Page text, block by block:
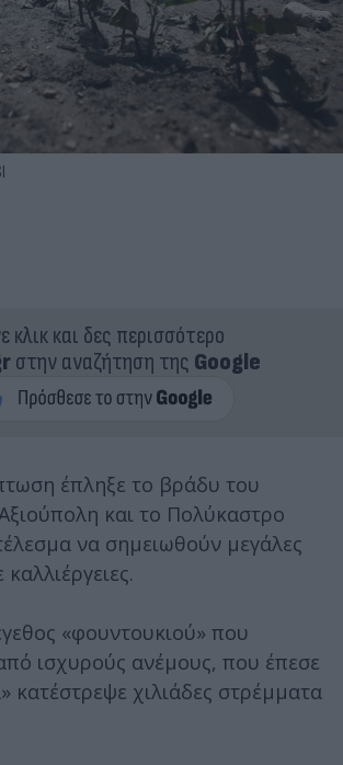
κλικ και δες περισσότερο
στην αναζήτηση της Google
έπληξε το βράδυ του
και το Πολύκαστρο
να σημειωθούν μεγάλες
«φουντουκιού» που
ισχυρούς ανέμους, που έπεσε
κατέστρεψε χιλιάδες στρέμματα